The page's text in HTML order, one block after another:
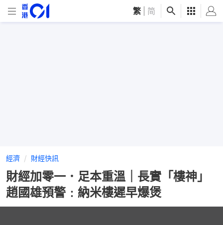
繁 简
經濟 財經快訊
財經加零一．足本重溫｜長實「樓神」
趙國雄預警﹕納米樓遲早爆煲